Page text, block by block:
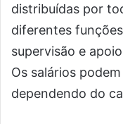
distribuídas por
diferentes
supervisão e
Os salários
dependendo do